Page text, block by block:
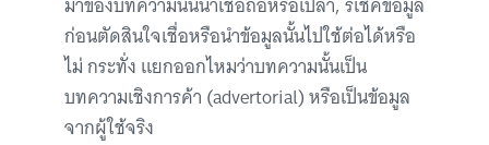
ก่อนตัดสินใจเชื่อหรือนำข้อมูลนั้นไปใช้ต่อได้หรือ
ไม่ กระทั่ง แยกออกไหมว่าบทความนั้นเป็น
บทความเชิงการค้า (advertorial) หรือเป็นข้อมูล
จากผู้ใช้จริง